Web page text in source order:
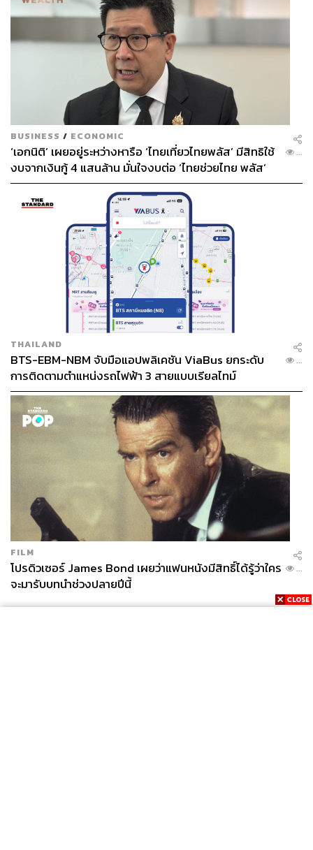
BUSINESS / ECONOMIC
‘เอกนิติ’ เผยอยู่ระหว่างหารือ ‘ไทยเที่ยวไทยพลัส’ มีสิทธิใช้
งบจากเงินกู้ 4 แสนล้าน มั่นใจงบต่อ ‘ไทยช่วยไทย พลัส’
เฟส 2 มีเพียงพอ
...
THAILAND
BTS-EBM-NBM จับมือแอปพลิเคชัน ViaBus ยกระดับ
การติดตามตำแหน่งรถไฟฟ้า 3 สายแบบเรียลไทม์
...
FILM
โปรดิวเซอร์ James Bond เผยว่าแฟนหนังมีสิทธิ์ได้รู้ว่าใคร
จะมารับบทนำช่วงปลายปีนี้
...